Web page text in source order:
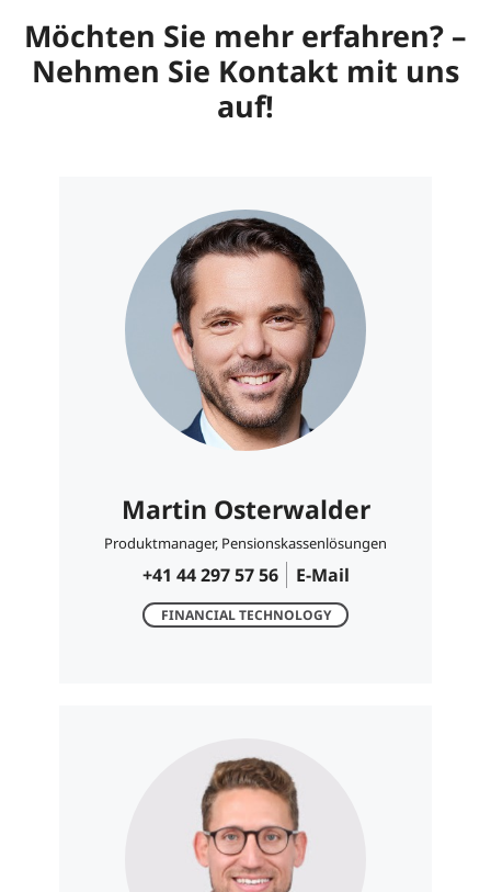
gewählten Betriebsmodell ab.
Möchten Sie mehr erfahren? –
Nehmen Sie Kontakt mit uns
auf!
Martin Osterwalder
Produktmanager, Pensionskassenlösungen
+41 44 297 57 56 E-Mail
FINANCIAL TECHNOLOGY